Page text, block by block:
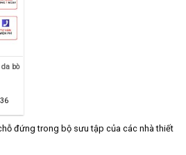
bò
₫.
đứng trong bộ sưu tập của các nhà thiết